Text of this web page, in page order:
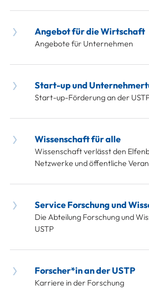
Angebot für die Wirtschaft
Angebote für Unternehmen
Start-up und
Start-up-Förderung an der
Wissenschaft für alle
Wissenschaft verlässt den
Netzwerke und öffentliche
Service Forschung und
Die Abteilung Forschung und
USTP
Forscher*in an der USTP
Karriere in der Forschung